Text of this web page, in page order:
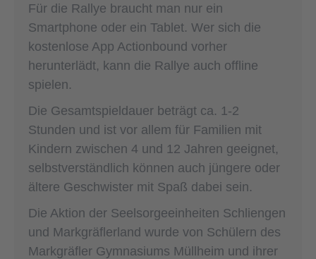
Für die Rallye braucht man nur ein
Smartphone oder ein Tablet. Wer sich die
kostenlose App Actionbound vorher
herunterlädt, kann die Rallye auch offline
spielen.
Die Gesamtspieldauer beträgt ca. 1-2
Stunden und ist vor allem für Familien mit
Kindern zwischen 4 und 12 Jahren geeignet,
selbstverständlich können auch jüngere oder
ältere Geschwister mit Spaß dabei sein.
Die Aktion der Seelsorgeeinheiten Schliengen
und Markgräflerland wurde von Schülern des
Markgräfler Gymnasiums Müllheim und ihrer